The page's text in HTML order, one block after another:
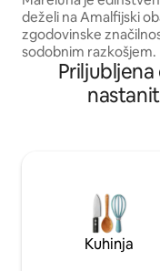
deželi na Amalfijski
zgodovinske
sodobnim razkošjem.
panoramski razgled
elegantno
kot so kostanjevi
200 let starim
značaj. Namestitev
teraso, kar je idealno
osupljivi obalni
Kuhinja